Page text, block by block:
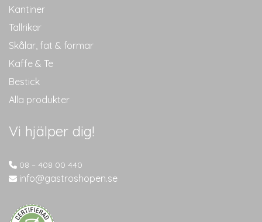
Kantiner
Tallrikar
Skålar, fat & formar
Kaffe & Te
Bestick
Alla produkter
Vi hjälper dig!
08 – 408 00 440
info@gastroshopen.se